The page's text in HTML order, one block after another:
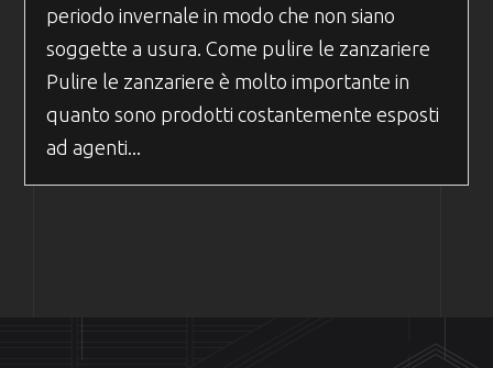
periodo invernale in modo che non siano
soggette a usura. Come pulire le zanzariere
Pulire le zanzariere è molto importante in
quanto sono prodotti costantemente esposti
ad agenti...